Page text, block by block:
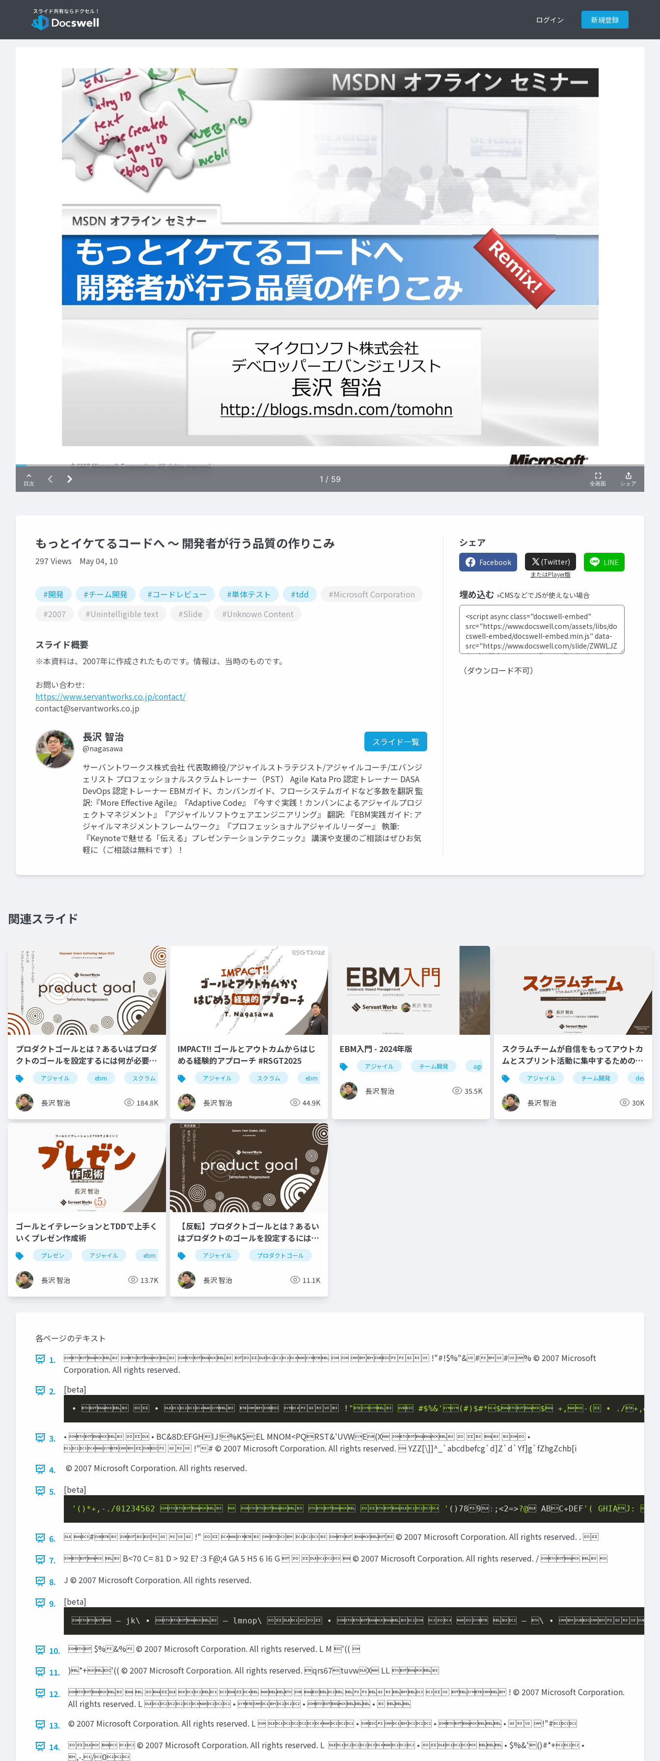
ログイン 新規登録
もっとイケてるコードへ ～ 開発者が行う品質の作りこみ
297 Views May 04, 10
#開発 #チーム開発 #コードレビュー #単体テスト #tdd
#Microsoft Corporation
#2007
#Unintelligible text #Slide #Unknown Content
スライド概要
※本資料は、2007年に作成されたものです。情報は、当時のものです。
お問い合わせ:
https://www.servantworks.co.jp/contact/
contact@servantworks.co.jp
長沢 智治
@nagasawa
スライド一覧
サーバントワークス株式会社 代表取締役/アジャイルストラテジスト/アジャイルコーチ/エバンジ
ェリスト プロフェッショナルスクラムトレーナー（PST） Agile Kata Pro 認定トレーナー DASA
DevOps 認定トレーナー EBMガイド、カンバンガイド、フローシステムガイドなど多数を翻訳 監
訳:『More Effective Agile』『Adaptive Code』『今すぐ実践！カンバンによるアジャイルプロジ
ェクトマネジメント』『アジャイルソフトウェアエンジニアリング』 翻訳: 『EBM実践ガイド: ア
ジャイルマネジメントフレームワーク』『プロフェッショナルアジャイルリーダー』 執筆:
『Keynoteで魅せる「伝える」プレゼンテーションテクニック』 講演や支援のご相談はぜひお気
軽に（ご相談は無料です）！
シェア
Facebook (Twitter)
またはPlayer版
LINE
埋め込む »CMSなどでJSが使えない場合
（ダウンロード不可）
関連スライド
プロダクトゴールとは？あるいはプロダ
クトのゴールを設定するには何が必要
か？ #RSGT2022
アジャイル ebm スクラム rsgt rsgt2022 プロダクトゴール
長沢 智治 184.8K
IMPACT!! ゴールとアウトカムからはじ
める経験的アプローチ #RSGT2025
アジャイル スクラム ebm
長沢 智治 44.9K
EBM入門 - 2024年版
アジャイル チーム開発 agile ebm エビデンスベースドマネジメント
長沢 智治 35.5K
スクラムチームが自信をもってアウトカ
ムとスプリント活動に集中するためのコ
ツ
アジャイル チーム開発 devops
長沢 智治 30K
ゴールとイテレーションとTDDで上手く
いくプレゼン作成術
プレゼン アジャイル ebm rsgt2025
長沢 智治 13.7K
【反転】プロダクトゴールとは？あるい
はプロダクトのゴールを設定するには何
が必要か？アジャイル プロダクトゴール
長沢 智治 11.1K
各ページのテキスト
1.
       !"#!$%"&##% © 2007 Microsoft
Corporation. All rights reserved.
2.
[beta]
•   •    ! "  #$%&'(#) $#*$$ +,-( • ./
3.
•   • BC&8D:EFGHIJ!%K$:EL MNOM<PQRST&'UVWE(X      •
  !"# © 2007 Microsoft Corporation. All rights reserved.  YZZ[\]]^_`abcdbefcg`d]Z`d`Yf]g`fZhgZchb[i
4.
 © 2007 Microsoft Corporation. All rights reserved.
5.
[beta]
'()*+,-./01234562      ' () 78 9: ;<2=>?@ ABC+DEF '( GHIAJ:
6.
 #   !"       © 2007 Microsoft Corporation. All rights reserved. . 
7.
  B<70 C= 81 D > 92 E? :3 F@;4 GA 5 H5 6 I6 G     © 2007 Microsoft Corporation. All rights reserved. /   
8.
J © 2007 Microsoft Corporation. All rights reserved.
9.
[beta]
 – jk\ •  – lmnop\  •     – \ •  !
10.
 $%&% © 2007 Microsoft Corporation. All rights reserved. L M '(( 
11.
)*+'(( © 2007 Microsoft Corporation. All rights reserved. qrs67tuvwX LL 
12.
            ! © 2007 Microsoft Corporation.
All rights reserved. L  •  •  •  
13.
© 2007 Microsoft Corporation. All rights reserved. L   •  •  •  !"#
14.
   © 2007 Microsoft Corporation. All rights reserved. L   •   • $%&'()#*+ •
,-./0